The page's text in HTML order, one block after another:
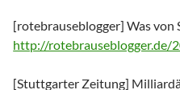
[rotebrauseblogger] Was von
http://
[Stuttgarter Zeitung]